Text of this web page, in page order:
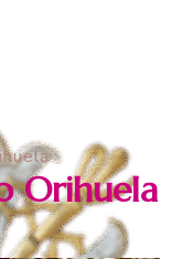
Orihuela